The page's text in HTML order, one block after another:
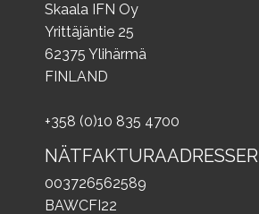
Skaala IFN Oy
Yrittäjäntie 25
62375 Ylihärmä
FINLAND
+358 (0)10 835 4700
NÄTFAKTURAADRESSER
003726562589
BAWCFI22